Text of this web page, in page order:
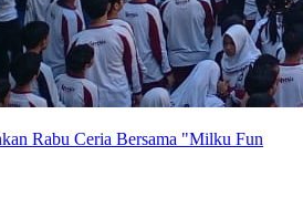
Rabu Ceria Bersama "Milku Fun